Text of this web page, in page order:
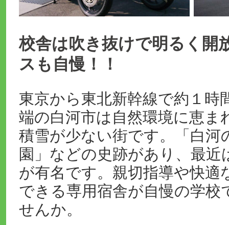
校舎は吹き抜けで明るく開
スも自慢！！
東京から東北新幹線で約１時
端の白河市は自然環境に恵ま
積雪が少ない街です。「白河
園」などの史跡があり、最近
が有名です。親切指導や快適
できる専用宿舎が自慢の学校
せんか。